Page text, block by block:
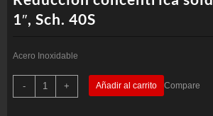
1″, Sch. 40S
Acero Inoxidable
-
Reducción
concéntrica
soldar,
+ Añadir al carrito Compare